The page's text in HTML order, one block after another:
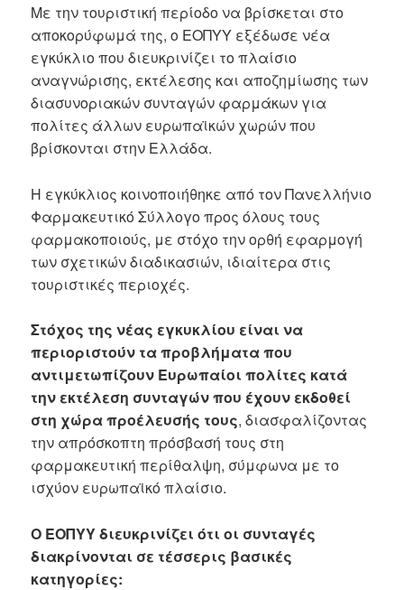
Με την τουριστική περίοδο να βρίσκεται στο
αποκορύφωμά της, ο ΕΟΠΥΥ εξέδωσε νέα
εγκύκλιο που διευκρινίζει το πλαίσιο
αναγνώρισης, εκτέλεσης και αποζημίωσης των
διασυνοριακών συνταγών φαρμάκων για
πολίτες άλλων ευρωπαϊκών χωρών που
βρίσκονται στην Ελλάδα.
Η εγκύκλιος κοινοποιήθηκε από τον Πανελλήνιο
Φαρμακευτικό Σύλλογο προς όλους τους
φαρμακοποιούς, με στόχο την ορθή εφαρμογή
των σχετικών διαδικασιών, ιδιαίτερα στις
τουριστικές περιοχές.
Στόχος της νέας εγκυκλίου είναι να
περιοριστούν τα προβλήματα που
αντιμετωπίζουν Ευρωπαίοι πολίτες κατά
την εκτέλεση συνταγών που έχουν εκδοθεί
στη χώρα προέλευσής τους, διασφαλίζοντας
την απρόσκοπτη πρόσβασή τους στη
φαρμακευτική περίθαλψη, σύμφωνα με το
ισχύον ευρωπαϊκό πλαίσιο.
Ο ΕΟΠΥΥ διευκρινίζει ότι οι συνταγές
διακρίνονται σε τέσσερις βασικές
κατηγορίες: